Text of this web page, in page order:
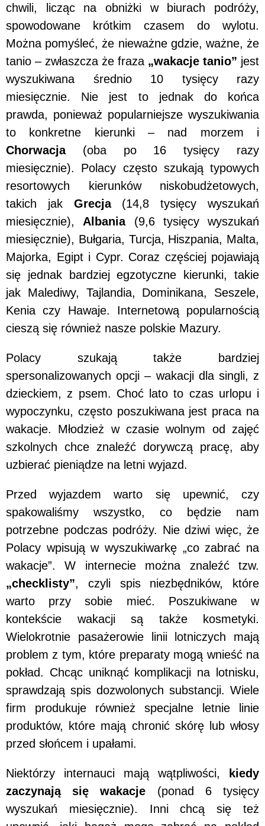
chwili, licząc na obniżki w biurach podróży,
spowodowane krótkim czasem do wylotu.
Można pomyśleć, że nieważne gdzie, ważne, że
tanio – zwłaszcza że fraza „wakacje tanio” jest
wyszukiwana średnio 10 tysięcy razy
miesięcznie. Nie jest to jednak do końca
prawda, ponieważ popularniejsze wyszukiwania
to konkretne kierunki – nad morzem i
Chorwacja (oba po 16 tysięcy razy
miesięcznie). Polacy często szukają typowych
resortowych kierunków niskobudżetowych,
takich jak Grecja(14,8 tysięcy wyszukań
miesięcznie), Albania(9,6 tysięcy wyszukań
miesięcznie), Bułgaria, Turcja, Hiszpania, Malta,
Majorka, Egipt i Cypr. Coraz częściej pojawiają
się jednak bardziej egzotyczne kierunki, takie
jak Malediwy, Tajlandia, Dominikana, Seszele,
Kenia czy Hawaje. Internetową popularnością
cieszą się również nasze polskie Mazury.
Polacy szukają także bardziej
spersonalizowanych opcji – wakacji dla singli, z
dzieckiem, z psem. Choć lato to czas urlopu i
wypoczynku, często poszukiwana jest praca na
wakacje. Młodzież w czasie wolnym od zajęć
szkolnych chce znaleźć dorywczą pracę, aby
uzbierać pieniądze na letni wyjazd.
Przed wyjazdem warto się upewnić, czy
spakowaliśmy wszystko, co będzie nam
potrzebne podczas podróży. Nie dziwi więc, że
Polacy wpisują w wyszukiwarkę „co zabrać na
wakacje”. W internecie można znaleźć tzw.
„checklisty”, czyli spis niezbędników, które
warto przy sobie mieć. Poszukiwane w
kontekście wakacji są także kosmetyki.
Wielokrotnie pasażerowie linii lotniczych mają
problem z tym, które preparaty mogą wnieść na
pokład. Chcąc uniknąć komplikacji na lotnisku,
sprawdzają spis dozwolonych substancji. Wiele
firm produkuje również specjalne letnie linie
produktów, które mają chronić skórę lub włosy
przed słońcem i upałami.
Niektórzy internauci mają wątpliwości,
kiedy
zaczynają się wakacje (ponad 6 tysięcy
wyszukań miesięcznie). Inni chcą się też